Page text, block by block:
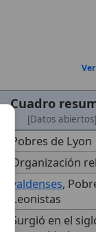
Cuadro
[Datos abiertos]
Pobres de Lyon
Organización
valdenses,
Leonistas
Surgió en el